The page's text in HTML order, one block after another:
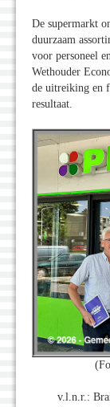
De supermarkt
duurzaam
voor personeel
Wethouder
de uitreiking en
resultaat.
v.l.n.r.: